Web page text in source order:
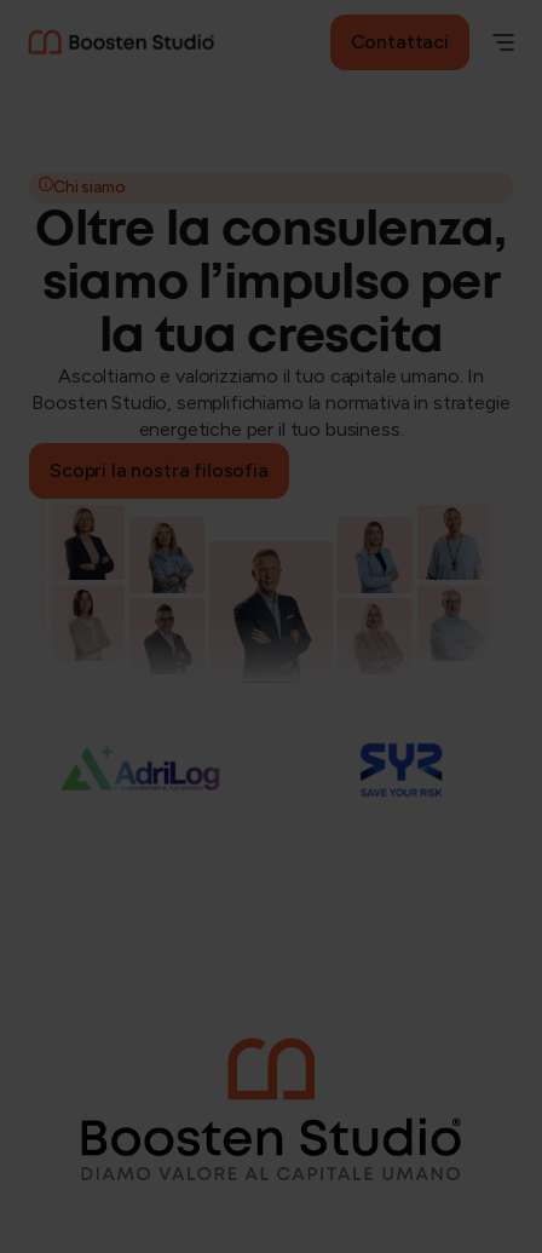
Contattaci
Chi siamo
Oltre la consulenza,
siamo l’impulso per
la tua crescita
Ascoltiamo e valorizziamo il tuo capitale umano. In
Boosten Studio, semplifichiamo la normativa in strategie
energetiche per il tuo business.
Scopri la nostra filosofia